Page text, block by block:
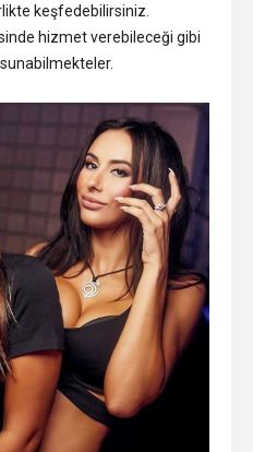
keşfedebilirsiniz.
hizmet verebileceği gibi